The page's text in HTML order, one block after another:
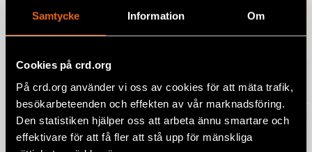
Samtycke Information Om
Cookies på crd.org
På crd.org använder vi oss av cookies för att mäta trafik,
besökarbeteenden och effekten av vår marknadsföring.
Den statistiken hjälper oss att arbeta ännu smartare och
effektivare för att få fler att stå upp för mänskliga
00.
CIVIL RIGHTS DEFENDERS
Prólogo
01.